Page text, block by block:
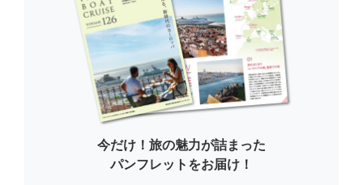
今だけ！旅の魅力が詰まった
パンフレットをお届け！